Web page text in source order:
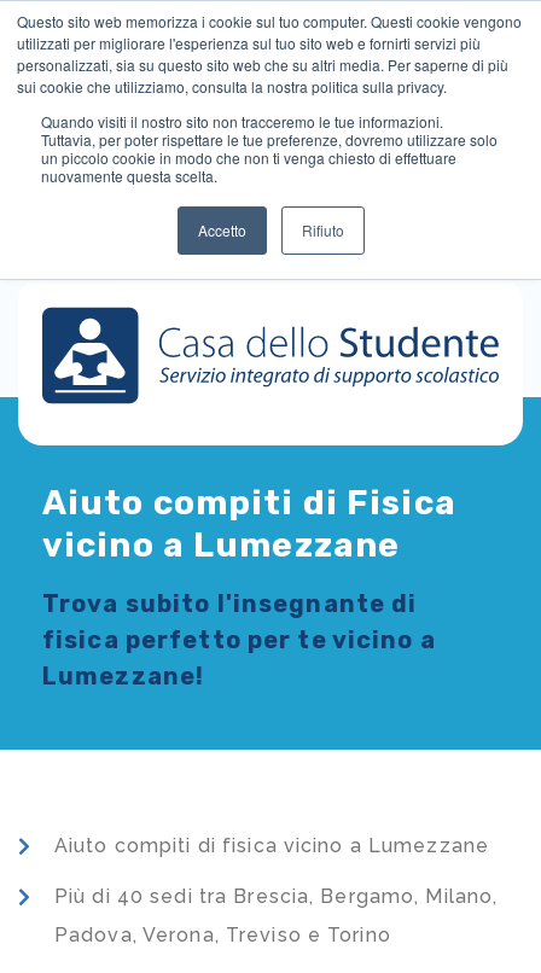
Questo sito web memorizza i cookie sul tuo computer. Questi cookie vengono
utilizzati per migliorare l'esperienza sul tuo sito web e fornirti servizi più
personalizzati, sia su questo sito web che su altri media. Per saperne di più
sui cookie che utilizziamo, consulta la nostra politica sulla privacy.
Quando visiti il ​​nostro sito non tracceremo le tue informazioni.
Tuttavia, per poter rispettare le tue preferenze, dovremo utilizzare solo
un piccolo cookie in modo che non ti venga chiesto di effettuare
nuovamente questa scelta.
Accetto Rifiuto
Aiuto compiti di Fisica
vicino a Lumezzane
Trova subito l'insegnante di
fisica perfetto per te vicino a
Lumezzane!
Aiuto compiti di fisica vicino a Lumezzane
Più di 40 sedi tra Brescia, Bergamo, Milano,
Padova, Verona, Treviso e Torino